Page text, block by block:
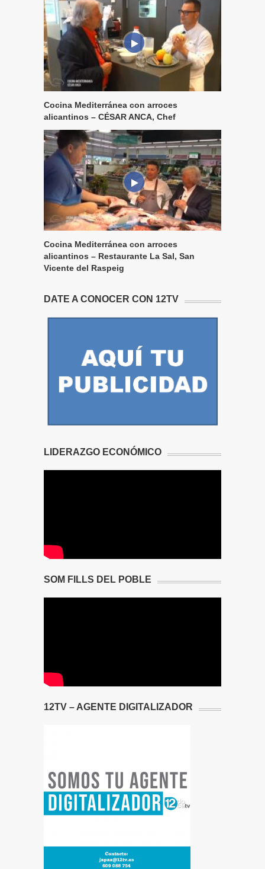
Cocina Mediterránea con arroces
alicantinos – CÉSAR ANCA, Chef
Cocina Mediterránea con arroces
alicantinos – Restaurante La Sal, San
Vicente del Raspeig
DATE A CONOCER CON 12TV
LIDERAZGO ECONÓMICO
SOM FILLS DEL POBLE
12TV – AGENTE DIGITALIZADOR